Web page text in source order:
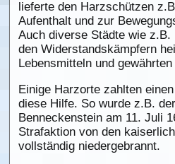
lieferte den Harzschützen
Aufenthalt und zur
Auch diverse Städte wie z.B.
den Widerstandskämpfern
Lebensmitteln und
Einige Harzorte zahlten
diese Hilfe. So wurde z.B.
Benneckenstein am 11. Juli
Strafaktion von den
vollständig niedergebrannt.